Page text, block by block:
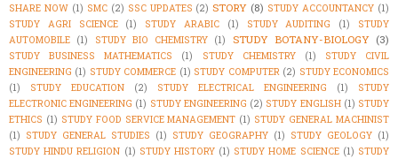
SHARE NOW (1) SMC (2) SSC UPDATES (2) STORY (8) STUDY ACCOUNTANCY (1)
STUDY AGRI SCIENCE
(1) STUDY ARABIC (1) STUDY AUDITING (1)
STUDY
AUTOMOBILE (1) STUDY BIO CHEMISTRY (1) STUDY BOTANY-BIOLOGY (3)
STUDY BUSINESS MATHEMATICS (1) STUDY CHEMISTRY (1)
STUDY CIVIL
ENGINEERING (1) STUDY COMMERCE (1) STUDY COMPUTER (2) STUDY ECONOMICS
(1)
STUDY EDUCATION (2) STUDY ELECTRICAL ENGINEERING (1)
STUDY
ELECTRONIC ENGINEERING (1) STUDY ENGINEERING (2) STUDY ENGLISH (1) STUDY
ETHICS (1) STUDY FOOD SERVICE MANAGEMENT (1) STUDY GENERAL MACHINIST
(1) STUDY GENERAL STUDIES (1) STUDY GEOGRAPHY (1) STUDY GEOLOGY (1)
STUDY HINDU RELIGION (1) STUDY HISTORY (1) STUDY HOME SCIENCE (1) STUDY